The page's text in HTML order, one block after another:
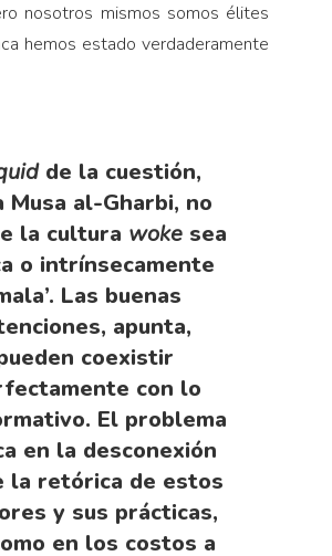
nosotros mismos somos élites
hemos estado verdaderamente
de la cuestión,
Musa al-Gharbi, no
la cultura wokesea
o intrínsecamente
Las buenas
apunta,
coexistir
con lo
El problema
en la desconexión
la retórica de estos
y sus prácticas,
en los costos a